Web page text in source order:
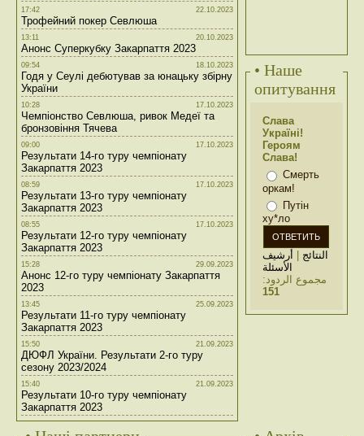
17:42 22.10.2023
Трофейний покер Севлюша
13:11 20.10.2023
Анонс Суперкубку Закарпаття 2023
09:54 18.10.2023
Годя у Сеулі дебютував за юнацьку збірну
України
10:28 17.10.2023
Чемпіонство Севлюша, ривок Медеї та
бронзовіння Тячева
09:00 17.10.2023
Результати 14-го туру чемпіонату
Закарпаття 2023
08:59 17.10.2023
Результати 13-го туру чемпіонату
Закарпаття 2023
08:55 17.10.2023
Результати 12-го туру чемпіонату
Закарпаття 2023
15:28 29.09.2023
Анонс 12-го туру чемпіонату Закарпаття
2023
13:45 25.09.2023
Результати 11-го туру чемпіонату
Закарпаття 2023
15:50 21.09.2023
ДЮФЛ України. Результати 2-го туру
сезону 2023/2024
15:40 21.09.2023
Результати 10-го туру чемпіонату
Закарпаття 2023
• Наше
опитування
Слава
Україні!
Героям
Слава!
Смерть
оркам!
Путін
ху*ло
النتائج | أرشيف
الأسئلة
مجموع الردود:
151